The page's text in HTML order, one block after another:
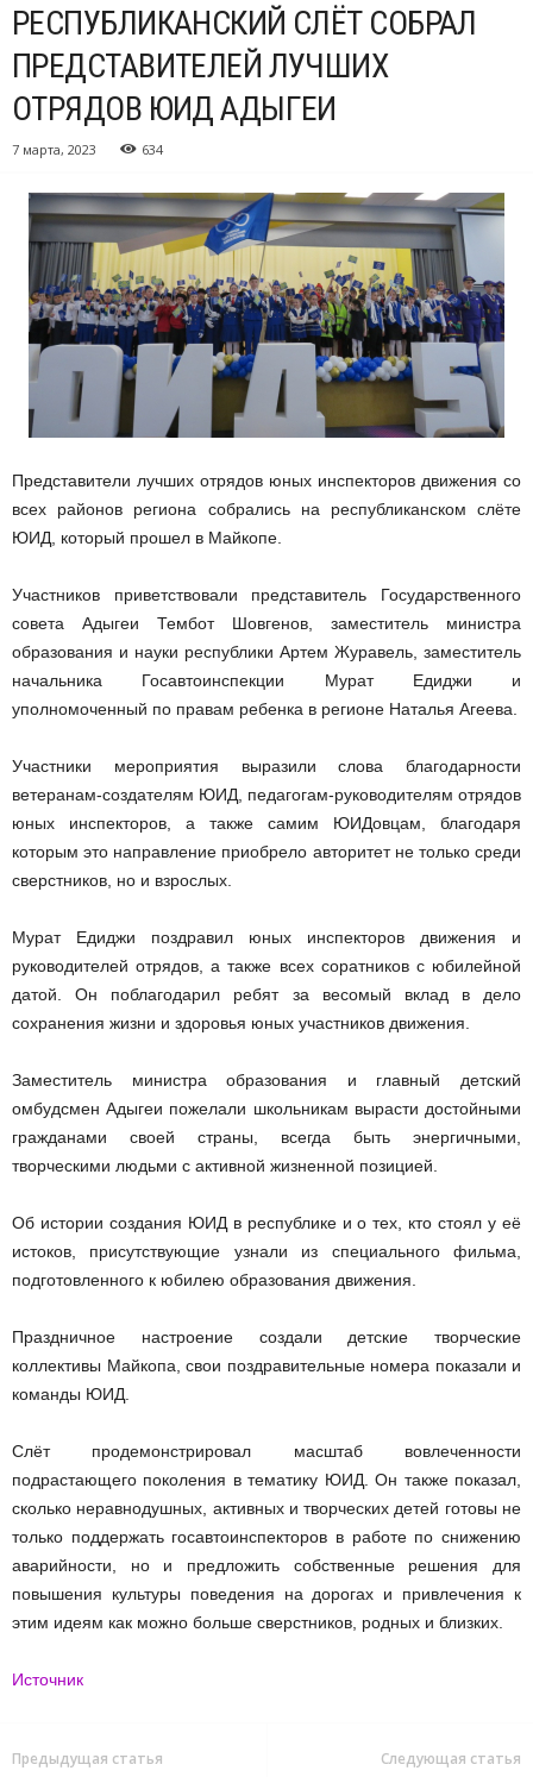
РЕСПУБЛИКАНСКИЙ СЛЁТ СОБРАЛ
ПРЕДСТАВИТЕЛЕЙ ЛУЧШИХ
ОТРЯДОВ ЮИД АДЫГЕИ
7 марта, 2023 634
Представители лучших отрядов юных инспекторов движения со
всех районов региона собрались на республиканском слёте
ЮИД, который прошел в Майкопе.
Участников приветствовали представитель Государственного
совета Адыгеи Тембот Шовгенов, заместитель министра
образования и науки республики Артем Журавель, заместитель
начальника Госавтоинспекции Мурат Едиджи и
уполномоченный по правам ребенка в регионе Наталья Агеева.
Участники мероприятия выразили слова благодарности
ветеранам-создателям ЮИД, педагогам-руководителям отрядов
юных инспекторов, а также самим ЮИДовцам, благодаря
которым это направление приобрело авторитет не только среди
сверстников, но и взрослых.
Мурат Едиджи поздравил юных инспекторов движения и
руководителей отрядов, а также всех соратников с юбилейной
датой. Он поблагодарил ребят за весомый вклад в дело
сохранения жизни и здоровья юных участников движения.
Заместитель министра образования и главный детский
омбудсмен Адыгеи пожелали школьникам вырасти достойными
гражданами своей страны, всегда быть энергичными,
творческими людьми с активной жизненной позицией.
Об истории создания ЮИД в республике и о тех, кто стоял у её
истоков, присутствующие узнали из специального фильма,
подготовленного к юбилею образования движения.
Праздничное настроение создали детские творческие
коллективы Майкопа, свои поздравительные номера показали и
команды ЮИД.
Слёт продемонстрировал масштаб вовлеченности
подрастающего поколения в тематику ЮИД. Он также показал,
сколько неравнодушных, активных и творческих детей готовы не
только поддержать госавтоинспекторов в работе по снижению
аварийности, но и предложить собственные решения для
повышения культуры поведения на дорогах и привлечения к
этим идеям как можно больше сверстников, родных и близких.
Источник
Предыдущая статья Следующая статья